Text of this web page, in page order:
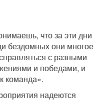
что за эти дни
бездомных они многое
с разными
и победами, и
команда».
надеются